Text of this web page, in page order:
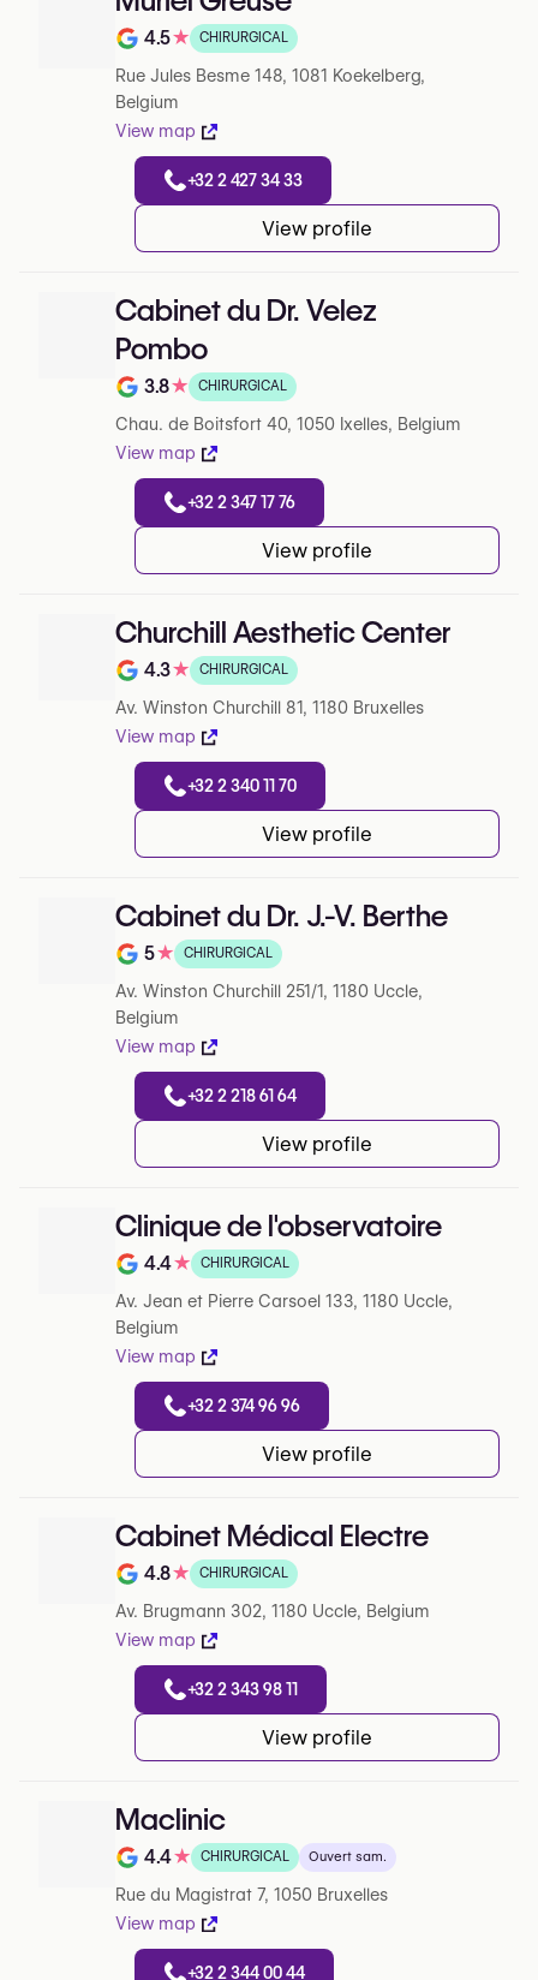
Note de 4.5 sur 5 sur Google
4.5★ CHIRURGICAL
Rue Jules Besme 148, 1081 Koekelberg,
Belgium
View map
+32 2 427 34 33
View profile
Cabinet du Dr. Velez
Pombo
Note de 3.8 sur 5 sur Google
3.8★ CHIRURGICAL
Chau. de Boitsfort 40, 1050 Ixelles, Belgium
View map
+32 2 347 17 76
View profile
Churchill Aesthetic Center
Note de 4.3 sur 5 sur Google
4.3★ CHIRURGICAL
Av. Winston Churchill 81, 1180 Bruxelles
View map
+32 2 340 11 70
View profile
Cabinet du Dr. J.-V. Berthe
Note de 5 sur 5 sur Google
5★ CHIRURGICAL
Av. Winston Churchill 251/1, 1180 Uccle,
Belgium
View map
+32 2 218 61 64
View profile
Clinique de l'observatoire
Note de 4.4 sur 5 sur Google
4.4★ CHIRURGICAL
Av. Jean et Pierre Carsoel 133, 1180 Uccle,
Belgium
View map
+32 2 374 96 96
View profile
Cabinet Médical Electre
Note de 4.8 sur 5 sur Google
4.8★ CHIRURGICAL
Av. Brugmann 302, 1180 Uccle, Belgium
View map
+32 2 343 98 11
View profile
Maclinic
Note de 4.4 sur 5 sur Google
4.4★ CHIRURGICAL Ouvert sam.
Rue du Magistrat 7, 1050 Bruxelles
View map
+32 2 344 00 44